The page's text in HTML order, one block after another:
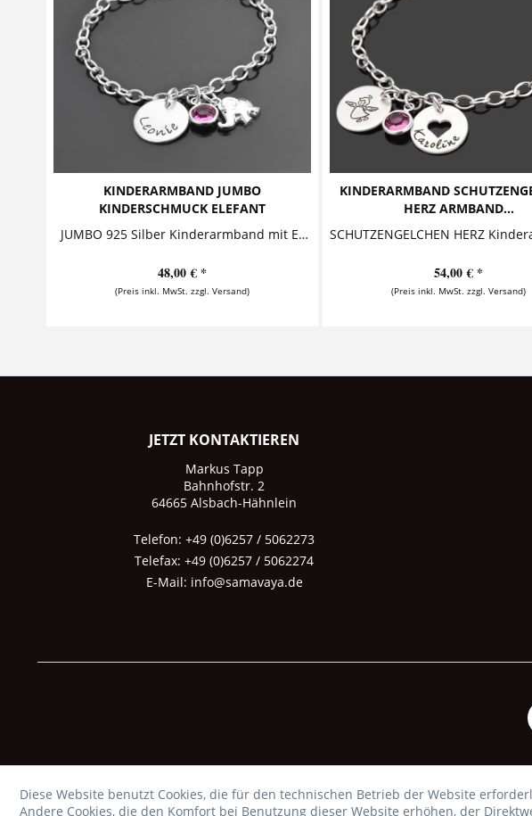
KINDERARMBAND JUMBO
KINDERSCHMUCK ELEFANT
JUMBO 925 Silber Kinderarmband mit Elefant Diese süße Kinderarmband besteht aus einem Namensanhänger, der zusammen mit einem niedlichen...
48,00 € *
(Preis inkl. MwSt. zzgl. Versand)
KINDERARMBAND
HERZ ARMBAND...
54,00 € *
(Preis inkl. MwSt. zzgl. Versand)
JETZT KONTAKTIEREN
Markus Tapp
Bahnhofstr. 2
64665 Alsbach-Hähnlein
Telefon: +49 (0)6257 / 5062273
Telefax: +49 (0)6257 / 5062274
E-Mail: info@samavaya.de
Diese Website benutzt Cookies, die für den technischen Betrieb der Website
Andere Cookies, die den Komfort bei Benutzung dieser Website erhöhen, der